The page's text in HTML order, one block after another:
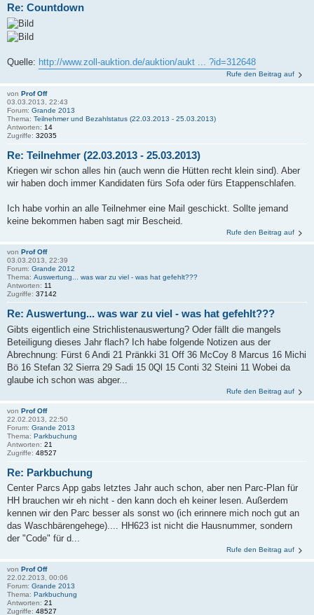
Re: Countdown
Quelle: http://www.zoll-auktion.de/auktion/aukt ... ?id=312648
Rufe den Beitrag auf
von Prof Off
03.03.2013, 22:43
Forum: Grande 2013
Thema: Teilnehmer und Bezahlstatus (22.03.2013 - 25.03.2013)
Antworten: 14
Zugriffe: 32035
Re: Teilnehmer (22.03.2013 - 25.03.2013)
Kriegen wir schon alles hin (auch wenn die Hütten recht klein sind). Aber
wir haben doch immer Kandidaten fürs Sofa oder fürs Etappenschlafen.
Ich habe vorhin an alle Teilnehmer eine Mail geschickt. Sollte jemand
keine bekommen haben sagt mir Bescheid.
Rufe den Beitrag auf
von Prof Off
03.03.2013, 22:39
Forum: Grande 2012
Thema: Auswertung... was war zu viel - was hat gefehlt???
Antworten: 11
Zugriffe: 37142
Re: Auswertung... was war zu viel - was hat gefehlt???
Gibts eigentlich eine Strichlistenauswertung? Oder fällt die mangels
Beteiligung dieses Jahr flach? Ich habe folgende Notizen aus der
Abrechnung: Fürst 6 Andi 21 Pränkki 31 Off 36 McCoy 8 Marcus 16 Michi
Bö 16 Stefan 32 Sierra 29 Sadi 15 0Ql 15 Conti 32 Steini 11 Wobei da
glaube ich schon was abger...
Rufe den Beitrag auf
von Prof Off
22.02.2013, 22:50
Forum: Grande 2013
Thema: Parkbuchung
Antworten: 21
Zugriffe: 48527
Re: Parkbuchung
Center Parcs App gabs letztes Jahr auch schon, aber nen Parc-Plan für
HH brauchen wir eh nicht - den kann doch eh keiner lesen. Außerdem
kennen wir den Parc besser als sonst wo (ich erinnere mich noch gut an
das Waschbärengehege).... HH623 ist nicht die Hausnummer, sondern
der "Code" für d...
Rufe den Beitrag auf
von Prof Off
22.02.2013, 00:06
Forum: Grande 2013
Thema: Parkbuchung
Antworten: 21
Zugriffe: 48527